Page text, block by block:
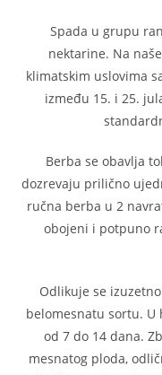
Spada u grupu
nektarine. Na
klimatskim uslovima
između 15. i 25.
Berba se obavlja
dozrevaju prilično
ručna berba u 2
obojeni i potpuno
Odlikuje se
belomesnatu sortu. U
od 7 do 14 dana.
mesnatog ploda,